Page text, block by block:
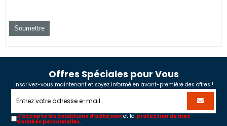
Offres Spéciales pour Vous
Inscrivez-vous maintenant et soyez informé en avant-première des offres !
J’accepte les conditions d’adhésion et la protection de mes
données personnelles.